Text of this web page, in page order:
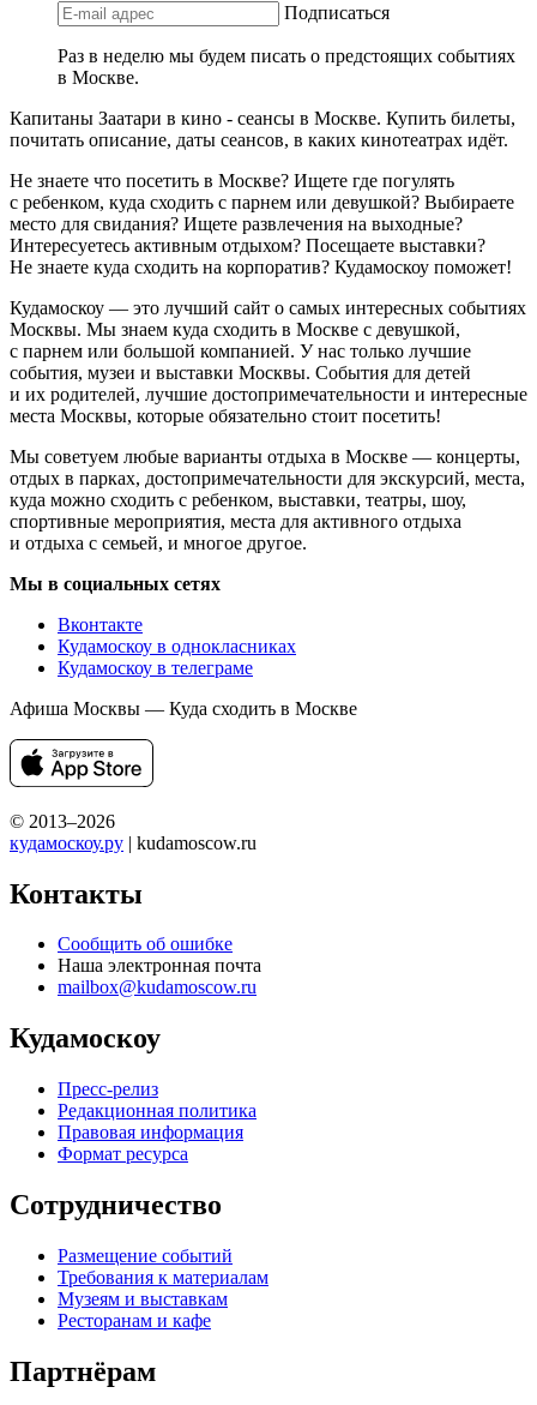
Подписаться
Раз в неделю мы будем писать о предстоящих событиях
в Москве.
Капитаны Заатари в кино - сеансы в Москве. Купить билеты,
почитать описание, даты сеансов, в каких кинотеатрах идёт.
Не знаете что посетить в Москве? Ищете где погулять
с ребенком, куда сходить с парнем или девушкой? Выбираете
место для свидания? Ищете развлечения на выходные?
Интересуетесь активным отдыхом? Посещаете выставки?
Не знаете куда сходить на корпоратив? Кудамоскоу поможет!
Кудамоскоу — это лучший сайт о самых интересных событиях
Москвы. Мы знаем куда сходить в Москве с девушкой,
с парнем или большой компанией. У нас только лучшие
события, музеи и выставки Москвы. События для детей
и их родителей, лучшие достопримечательности и интересные
места Москвы, которые обязательно стоит посетить!
Мы советуем любые варианты отдыха в Москве — концерты,
отдых в парках, достопримечательности для экскурсий, места,
куда можно сходить с ребенком, выставки, театры, шоу,
спортивные мероприятия, места для активного отдыха
и отдыха с семьей, и многое другое.
Мы в социальных сетях
Вконтакте
Кудамоскоу в однокласниках
Кудамоскоу в телеграме
Афиша Москвы — Куда сходить в Москве
© 2013–2026
кудамоскоу.ру | kudamoscow.ru
Контакты
Сообщить об ошибке
Наша электронная почта
mailbox@kudamoscow.ru
Кудамоскоу
Пресс-релиз
Редакционная политика
Правовая информация
Формат ресурса
Сотрудничество
Размещение событий
Требования к материалам
Музеям и выставкам
Ресторанам и кафе
Партнёрам